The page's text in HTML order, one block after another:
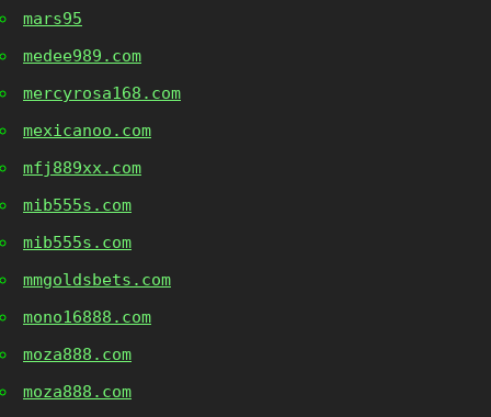
mars95
medee989.com
mercyrosa168.com
mexicanoo.com
mfj889xx.com
mib555s.com
mib555s.com
mmgoldsbets.com
mono16888.com
moza888.com
moza888.com